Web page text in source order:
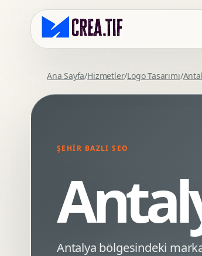
Kurumsal Web Tasarim
SEO Uyumlu Web Tasarim
Webflow Web Tasarim
Framer Web Tasarim
Kurumsal Site Yenileme
Dashboard UI
Conversion UX
Ana Sayfa/Hizmetler/Logo Tasarımı/
ŞEHIR BAZLI SEO
Antalya bölgesindeki